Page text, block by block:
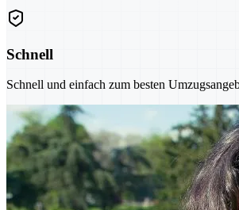
Schnell
Schnell und einfach zum besten